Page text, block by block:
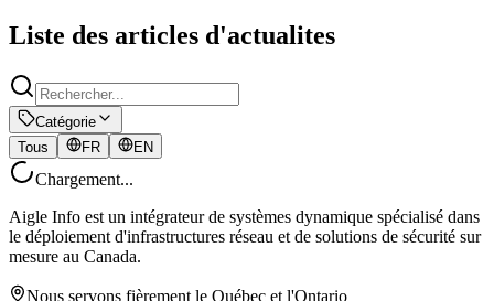
Liste des articles d'actualites
Catégorie
Tous
FR EN
Chargement...
Aigle Info est un intégrateur de systèmes dynamique spécialisé dans
le déploiement d'infrastructures réseau et de solutions de sécurité sur
mesure au Canada.
Nous servons fièrement le Québec et l'Ontario